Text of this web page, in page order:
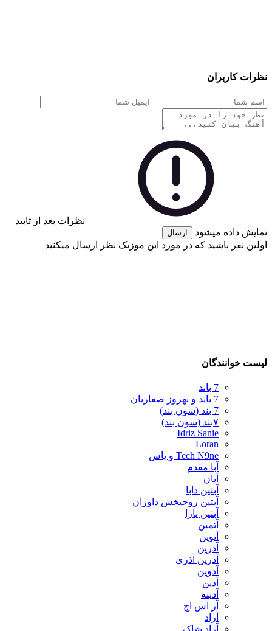
نظرات کاربران
نظرات بعد از تایید
نمایش داده میشود
ارسال
اولین نفر باشید که در مورد این موزیک نظر ارسال میکنید
لیست خوانندگان
7 باند
7 باند و بهروز صفاریان
7 بند (سون بند)
۷بند (سون بند)
Idriz Sanie
Loran
Tech N9ne و یاس
آبا مقدم
آبان
آبتین دابا
آبتین روحبخش داوران
آبتین یارا
آتمین
آتوین
آدرین
آدرین آذری
آدوین
آدین
آدینه
آر اس اچ
آراد